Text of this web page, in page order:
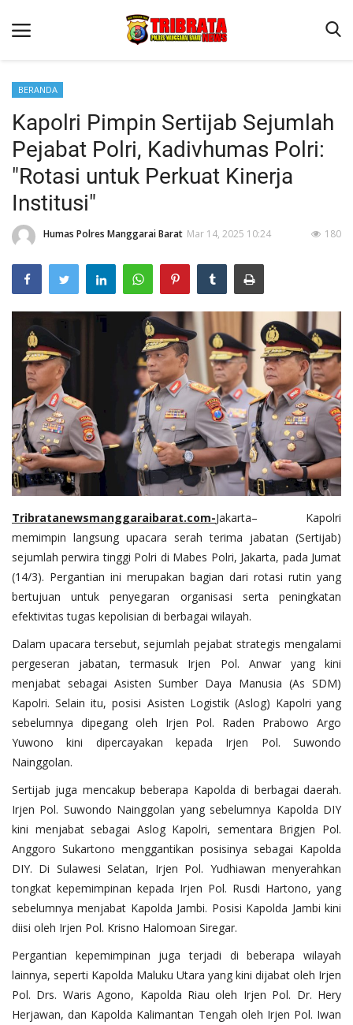
Beranda
Binkam
Terms & Conditions
Reskrim
Lantas
Polisi Kita
Mitra Polisi
Giat Ops
BERANDA
Kapolri Pimpin Sertijab Sejumlah
Pejabat Polri, Kadivhumas Polri:
"Rotasi untuk Perkuat Kinerja
Institusi"
Humas Polres Manggarai Barat Mar 14, 2025 10:24 180
Tribratanewsmanggaraibarat.com-Jakarta– Kapolri
memimpin langsung upacara serah terima jabatan (Sertijab)
sejumlah perwira tinggi Polri di Mabes Polri, Jakarta, pada Jumat
(14/3). Pergantian ini merupakan bagian dari rotasi rutin yang
bertujuan untuk penyegaran organisasi serta peningkatan
efektivitas tugas kepolisian di berbagai wilayah.
Dalam upacara tersebut, sejumlah pejabat strategis mengalami
pergeseran jabatan, termasuk Irjen Pol. Anwar yang kini
menjabat sebagai Asisten Sumber Daya Manusia (As SDM)
Kapolri. Selain itu, posisi Asisten Logistik (Aslog) Kapolri yang
sebelumnya dipegang oleh Irjen Pol. Raden Prabowo Argo
Yuwono kini dipercayakan kepada Irjen Pol. Suwondo
Nainggolan.
Sertijab juga mencakup beberapa Kapolda di berbagai daerah.
Irjen Pol. Suwondo Nainggolan yang sebelumnya Kapolda DIY
kini menjabat sebagai Aslog Kapolri, sementara Brigjen Pol.
Anggoro Sukartono menggantikan posisinya sebagai Kapolda
DIY. Di Sulawesi Selatan, Irjen Pol. Yudhiawan menyerahkan
tongkat kepemimpinan kepada Irjen Pol. Rusdi Hartono, yang
sebelumnya menjabat Kapolda Jambi. Posisi Kapolda Jambi kini
diisi oleh Irjen Pol. Krisno Halomoan Siregar.
Pergantian kepemimpinan juga terjadi di beberapa wilayah
lainnya, seperti Kapolda Maluku Utara yang kini dijabat oleh Irjen
Pol. Drs. Waris Agono, Kapolda Riau oleh Irjen Pol. Dr. Hery
Herjawan, dan Kapolda Kalimantan Tengah oleh Irjen Pol. Iwan